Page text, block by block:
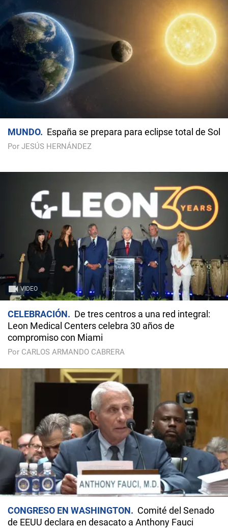
MUNDO España se prepara para eclipse total de Sol
Por JESÚS HERNÁNDEZ
VIDEO
CELEBRACIÓN
De tres centros a una red integral:
Leon Medical Centers celebra 30 años de
compromiso con Miami
Por CARLOS ARMANDO CABRERA
CONGRESO EN WASHINGTON
Comité del Senado
de EEUU declara en desacato a Anthony Fauci